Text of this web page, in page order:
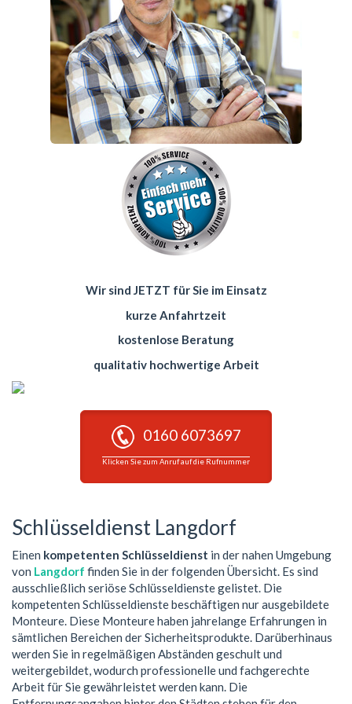
Wir sind JETZT für Sie im Einsatz
kurze Anfahrtzeit
kostenlose Beratung
qualitativ hochwertige Arbeit
0160 6073697
Klicken Sie zum Anruf auf die Rufnummer
Schlüsseldienst Langdorf
Einen kompetenten Schlüsseldienst in der nahen Umgebung
von Langdorf finden Sie in der folgenden Übersicht. Es sind
ausschließlich seriöse Schlüsseldienste gelistet. Die
kompetenten Schlüsseldienste beschäftigen nur ausgebildete
Monteure. Diese Monteure haben jahrelange Erfahrungen in
sämtlichen Bereichen der Sicherheitsprodukte. Darüberhinaus
werden Sie in regelmäßigen Abständen geschult und
weitergebildet, wodurch professionelle und fachgerechte
Arbeit für Sie gewährleistet werden kann. Die